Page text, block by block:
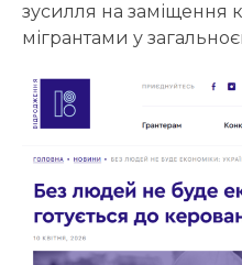
зусилля на заміщення
мігрантами у